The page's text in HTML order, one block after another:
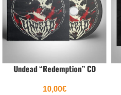
Undead “Redemption” CD
10,00€